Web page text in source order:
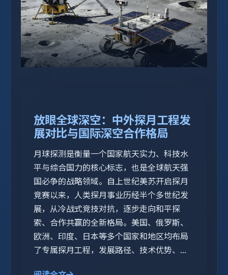
放眼全球深空：中外探月工程发
展对比与国际深空合作格局
月球探测是衡量一个国家航天实力、科技水
平与综合国力的核心标志，也是全球航天强
国必争的战略领域。自上世纪美苏开启探月
竞赛以来，人类探月事业历经半个多世纪发
展，从冷战式竞技对抗，逐步走向和平探
索、合作共赢的全新格局。美国、俄罗斯、
欧洲、印度、日本等多个国家和地区均布局
了专属探月工程，发展路径、技术优势、...